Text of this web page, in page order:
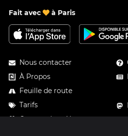
Fait avec à Paris
Nous contacter
À Propos
Feuille de route
Tarifs
Carte cadeau Notos